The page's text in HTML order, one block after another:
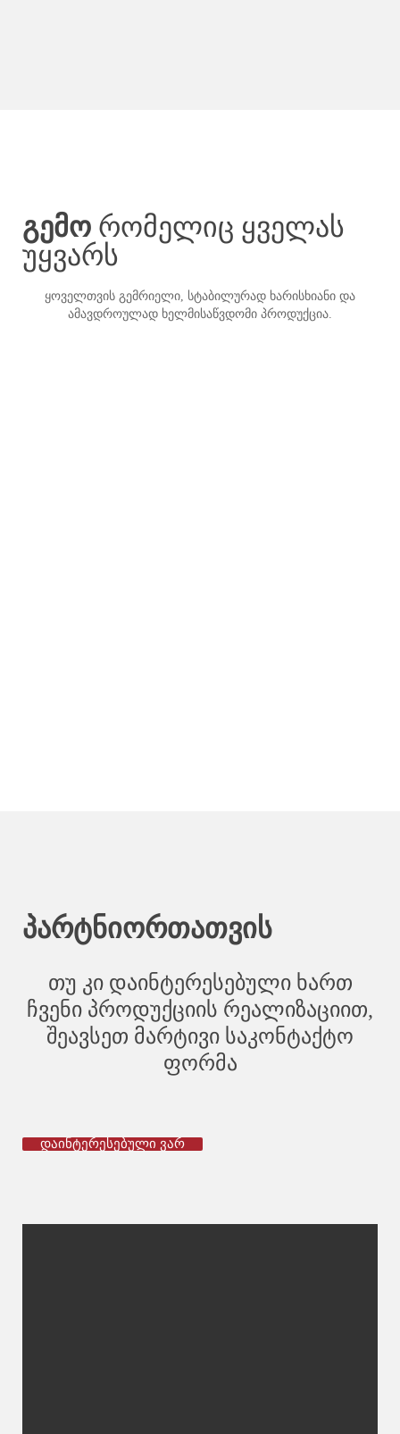
გემო რომელიც ყველას
უყვარს
ყოველთვის გემრიელი, სტაბილურად ხარისხიანი და
ამავდროულად ხელმისაწვდომი პროდუქცია.
პარტნიორთათვის
თუ კი დაინტერესებული ხართ
ჩვენი პროდუქციის რეალიზაციით,
შეავსეთ მარტივი საკონტაქტო
ფორმა
დაინტერესებული ვარ